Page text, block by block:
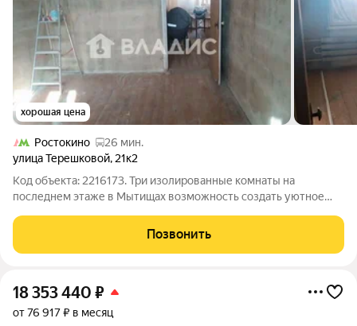
хорошая цена
Ростокино
26 мин.
улица Терешковой, 21к2
Код объекта: 2216173. Три изолированные комнаты на
последнем этаже в Мытищах возможность создать уютное
Адрес: ул. Терешковой, 21к2, 9/9 этаж, панельный дом 1973
года. Квартира 58 м: комнаты 10 +
Позвонить
18 353 440 ₽
от 76 917 ₽ в месяц